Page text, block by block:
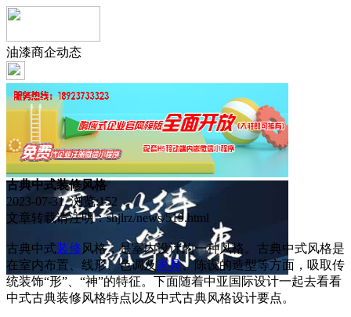
油漆商企动态
古典中式装修风格
2023-07-31 浏览:152
文章转载请注明：shjlrz/news/519.html
古典中式装修 风格，是室内设计的一种风格。古典中式风格是
在室内布置、线形、色调及家具、陈设的造型等方面，吸取传
统装饰“形”、“神”的特征。下面随着中亚国际设计一起去看看
中式古典装修风格特点以及中式古典风格设计要点。